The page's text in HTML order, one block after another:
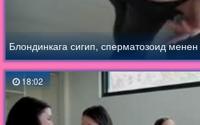
18:02